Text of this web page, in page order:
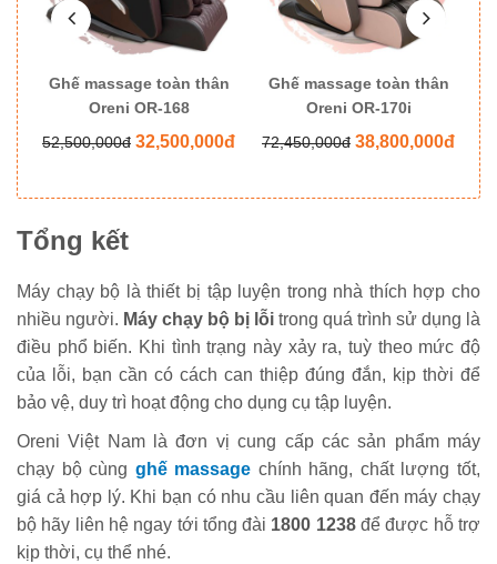
Ghế massage toàn thân
Oreni OR-168
52,500,000đ 32,500,000đ
Ghế massage toàn thân
Oreni OR-170i
72,450,000đ 38,800,000đ
Tổng kết
Máy chạy bộ là thiết bị tập luyện trong nhà thích hợp cho
nhiều người. Máy chạy bộ bị lỗi trong quá trình sử dụng là
điều phổ biến. Khi tình trạng này xảy ra, tuỳ theo mức độ
của lỗi, bạn cần có cách can thiệp đúng đắn, kịp thời để
bảo vệ, duy trì hoạt động cho dụng cụ tập luyện.
Oreni Việt Nam là đơn vị cung cấp các sản phẩm máy
chạy bộ cùng ghế massage chính hãng, chất lượng tốt,
giá cả hợp lý. Khi bạn có nhu cầu liên quan đến máy chạy
bộ hãy liên hệ ngay tới tổng đài 1800 1238để được hỗ trợ
kịp thời, cụ thể nhé.